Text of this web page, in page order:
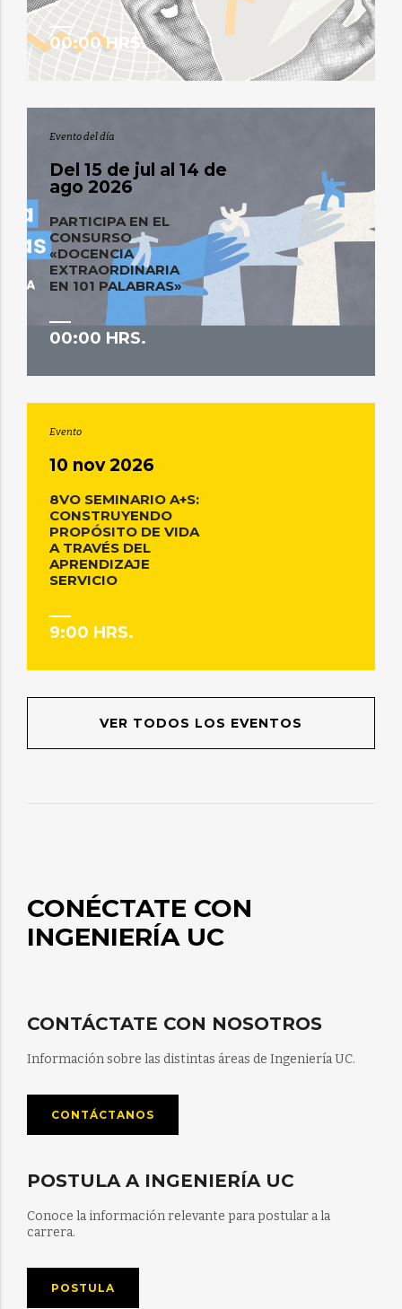
00:00 HRS.
Evento del día
Del 15 de jul al 14 de
ago 2026
PARTICIPA EN EL
CONSURSO
«DOCENCIA
EXTRAORDINARIA
EN 101 PALABRAS»
00:00 HRS.
Evento
10 nov 2026
8VO SEMINARIO A+S:
CONSTRUYENDO
PROPÓSITO DE VIDA
A TRAVÉS DEL
APRENDIZAJE
SERVICIO
9:00 HRS.
VER TODOS LOS EVENTOS
CONÉCTATE CON
INGENIERÍA UC
CONTÁCTATE CON NOSOTROS
Información sobre las distintas áreas de Ingeniería UC.
CONTÁCTANOS
POSTULA A INGENIERÍA UC
Conoce la información relevante para postular a la
carrera.
POSTULA